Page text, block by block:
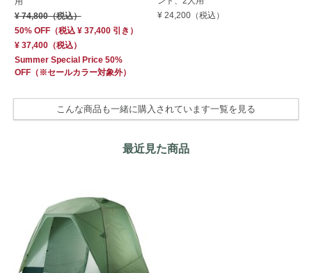
¥ 74,800（税込）
50% OFF（税込 ¥ 37,400引き）
¥ 37,400（税込）
Summer Special Price 50%
OFF（※セールカラー対象外）
¥ 24,200 （税込）
こんな商品も一緒に購入されています一覧を見る
最近見た商品